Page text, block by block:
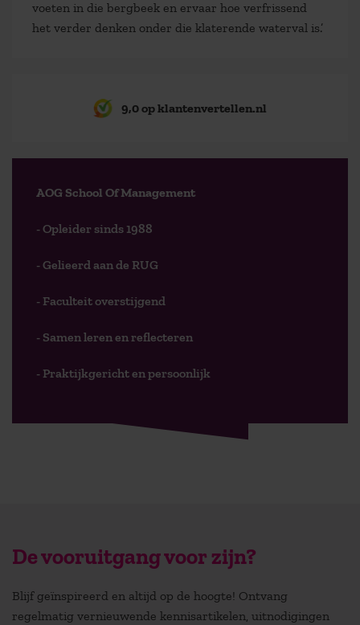
voeten in die bergbeek en ervaar hoe verfrissend
het verder denken onder die klaterende waterval is.’
9,0 op klantenvertellen.nl
AOG School Of Management
- Opleider sinds 1988
- Gelieerd aan de RUG
- Faculteit overstijgend
- Samen leren en reflecteren
- Praktijkgericht en persoonlijk
De vooruitgang voor zijn?
Blijf geïnspireerd en altijd op de hoogte! Ontvang
regelmatig vernieuwende kennisartikelen, uitnodigingen